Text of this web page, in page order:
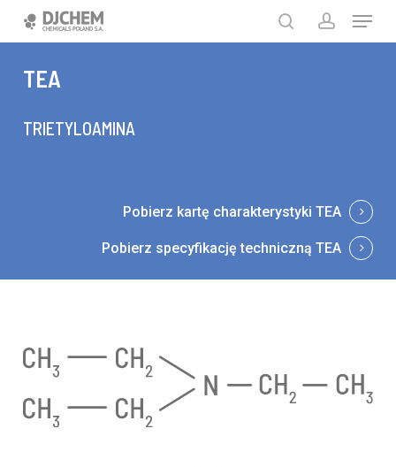
search accountMenu
TEA
TRIETYLOAMINA
Pobierz kartę charakterystyki TEA
Pobierz specyfikację techniczną TEA